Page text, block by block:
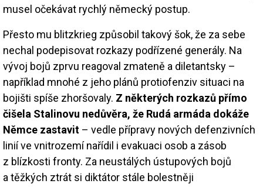
musel očekávat rychlý německý postup.
Přesto mu blitzkrieg způsobil takový šok, že za sebe
nechal podepisovat rozkazy podřízené generály. Na
vývoj bojů zprvu reagoval zmateně a diletantsky –
například mnohé z jeho plánů protiofenziv situaci na
bojišti spíše zhoršovaly. Z některých rozkazů přímo
čišela Stalinovu nedůvěra, že Rudá armáda dokáže
Němce zastavit – vedle přípravy nových defenzivních
linií ve vnitrozemí nařídil i evakuaci osob a zásob
z blízkosti fronty. Za neustálých ústupových bojů
a těžkých ztrát si diktátor stále bolestněji